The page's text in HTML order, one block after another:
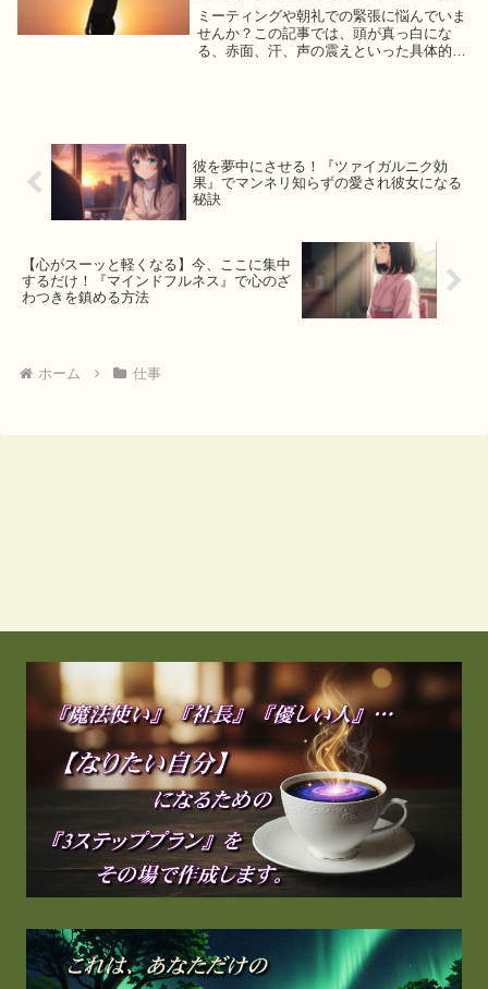
ス
ミーティングや朝礼での緊張に悩んでいま
せんか？この記事では、頭が真っ白にな
る、赤面、汗、声の震えといった具体的な
彼を夢中にさせる！『ツァイガルニク効
果』でマンネリ知らずの愛され彼女になる
秘訣
【心がスーッと軽くなる】今、ここに集中
するだけ！『マインドフルネス』で心のざ
わつきを鎮める方法
ホーム 仕事